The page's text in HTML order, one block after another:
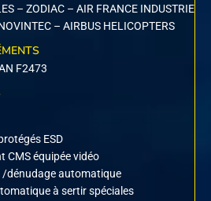
– ZODIAC – AIR FRANCE INDUSTRIE
– AIRBUS HELICOPTERS
F2473
ESD
CMS équipée vidéo
/dénudage automatique
à sertir spéciales